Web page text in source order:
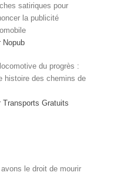
satiriques pour
la publicité
Nopub
du progrès :
histoire des chemins de
Transports Gratuits
avons le droit de mourir